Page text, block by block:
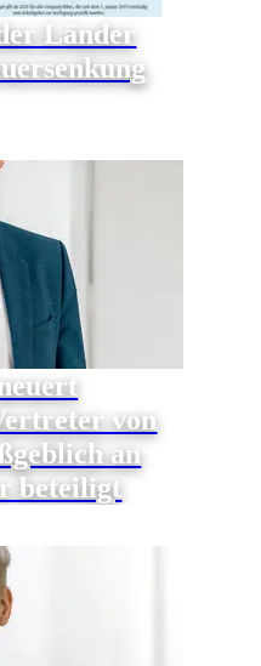
Länder
von
an
beteiligt